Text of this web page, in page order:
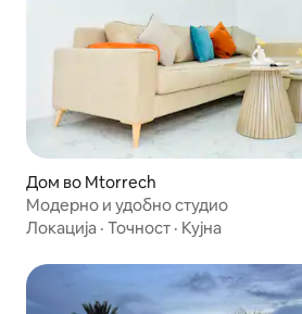
Дом во Mtorrech
Модерно и удобно студио
Локација · Точност · Кујна